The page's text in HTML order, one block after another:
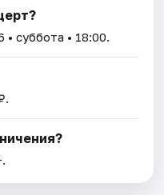
• суббота • 18:00.